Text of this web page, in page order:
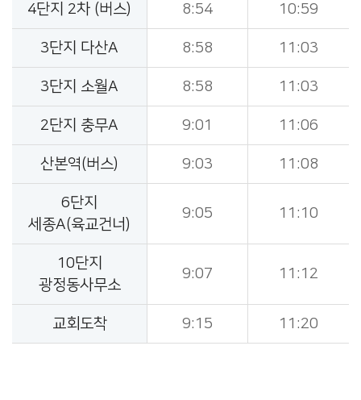
4단지 2차 (버스) 8:54 10:59
3단지 다산A 8:58 11:03
3단지 소월A 8:58 11:03
2단지 충무A 9:01 11:06
산본역(버스) 9:03 11:08
6단지
세종A(육교건너)
9:05 11:10
10단지
광정동사무소
9:07 11:12
교회도착 9:15 11:20